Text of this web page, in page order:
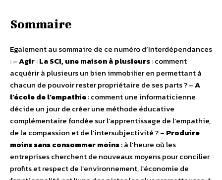
Sommaire
Egalement au sommaire de ce numéro d’Interdépendances
: –Agir:La SCI, une maison à plusieurs: comment
acquérir à plusieurs un bien immobilier en permettant à
chacun de pouvoir rester propriétaire de ses parts ? –A
l’école de l’empathie: comment une informaticienne
décide un jour de créer une méthode éducative
complémentaire fondée sur l’apprentissage de l’empathie,
de la compassion et de l’intersubjectivité ? – Produire
moins sans consommer moins: à l’heure où les
entreprises cherchent de nouveaux moyens pour concilier
profits et respect de l’environnement, l’économie de